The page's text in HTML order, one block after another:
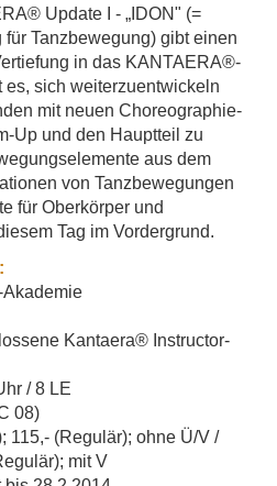
Update I - „IDON" (=
Tanzbewegung) gibt einen
in das KANTAERA®-
es, sich weiterzuentwickeln
mit neuen Choreographie-
Up und den Hauptteil zu
aus dem
von Tanzbewegungen
für Oberkörper und
Tag im Vordergrund.
Kantaera® Instructor-
/ 8 LE
08)
115,- (Regulär); ohne Ü/V /
mit V